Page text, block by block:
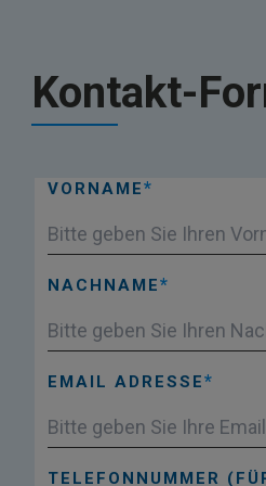
Kontakt-
VORNAME
NACHNAME
EMAIL ADRESSE
TELEFONNUMMER